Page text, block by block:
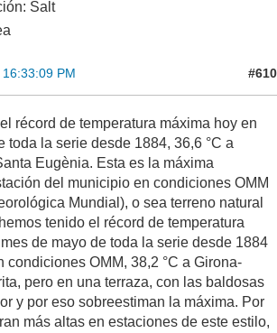
Salt
PM #610
récord de temperatura máxima hoy en
toda la serie desde 1884, 36,6 °C a
Eugènia. Esta es la máxima
del municipio en condiciones OMM
Mundial), o sea terreno natural
tenido el récord de temperatura
de mayo de toda la serie desde 1884
condiciones OMM, 38,2 °C a Girona-
pero en una terraza, con las baldosas
y por eso sobreestiman la máxima. Por
más altas en estaciones de este estilo,